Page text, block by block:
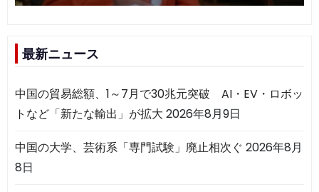
最新ニュース
中国の貿易総額、1～7月で30兆元突破 AI・EV・ロボッ
トなど「新たな輸出」が拡大 2026年8月9日
中国の大学、芸術系「専門試験」廃止相次ぐ 2026年8月
8日